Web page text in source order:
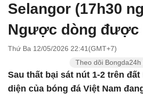
Selangor (17h30
Ngược dòng được
Thứ Ba 12/05/2026 22:41(GMT+7)
Theo dõi Bongda24h
Sau thất bại sát nút 1-2 trên đất
diện của bóng đá Việt Nam